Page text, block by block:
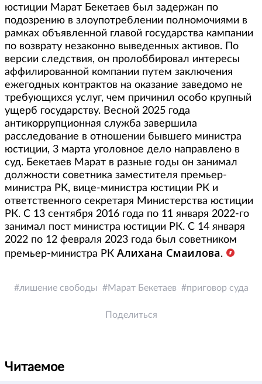
юстиции Марат Бекетаев был задержан по
подозрению в злоупотреблении полномочиями в
рамках объявленной главой государства кампании
по возврату незаконно выведенных активов. По
версии следствия, он пролоббировал интересы
аффилированной компании путем заключения
ежегодных контрактов на оказание заведомо не
требующихся услуг, чем причинил особо крупный
ущерб государству. Весной 2025 года
антикоррупционная служба завершила
расследование в отношении бывшего министра
юстиции, 3 марта уголовное дело направлено в
суд. Бекетаев Марат в разные годы он занимал
должности советника заместителя премьер-
министра РК, вице-министра юстиции РК и
ответственного секретаря Министерства юстиции
РК. С 13 сентября 2016 года по 11 января 2022-го
занимал пост министра юстиции РК. С 14 января
2022 по 12 февраля 2023 года был советником
премьер-министра РК Алихана Смаилова.
лишение свободы Марат Бекетаев приговор суда
Поделиться
Читаемое